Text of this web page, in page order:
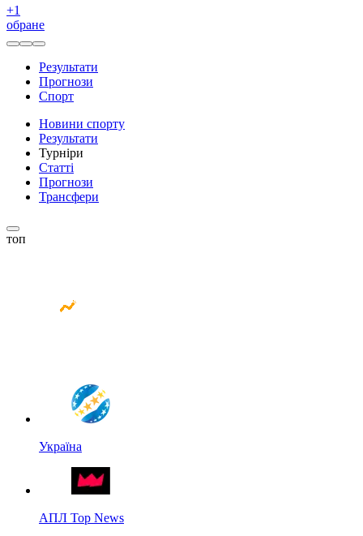
+1
обране
Результати
Прогнози
Спорт
Новини спорту
Результати
Турніри
Статті
Прогнози
Трансфери
топ
Україна
АПЛ Top News